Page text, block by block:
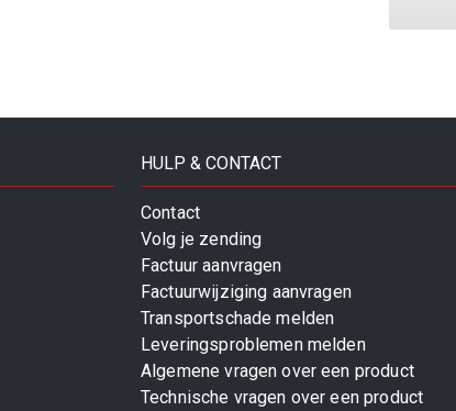
HULP & CONTACT
Contact
Volg je zending
Factuur aanvragen
Factuurwijziging aanvragen
Transportschade melden
Leveringsproblemen melden
Algemene vragen over een product
Technische vragen over een product